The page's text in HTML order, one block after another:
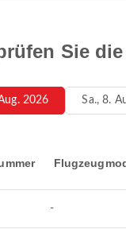
Sie
2026 Sa., 8.
-